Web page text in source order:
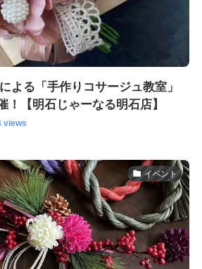
よる「手作りコサージュ教室」
！【明石じゃーなる明石店】
views
イベント